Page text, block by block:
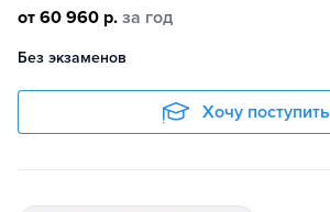
от 60 960 р. за год
Без экзаменов
Хочу поступить